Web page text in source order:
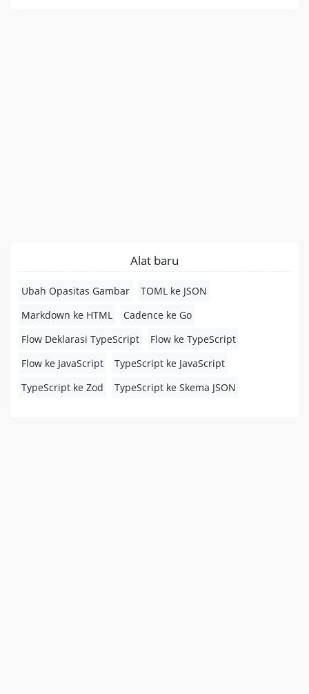
Alat baru
Ubah Opasitas Gambar
TOML ke JSON
Markdown ke HTML
Cadence ke Go
Flow Deklarasi TypeScript
Flow ke TypeScript
Flow ke JavaScript
TypeScript ke JavaScript
TypeScript ke Zod
TypeScript ke Skema JSON